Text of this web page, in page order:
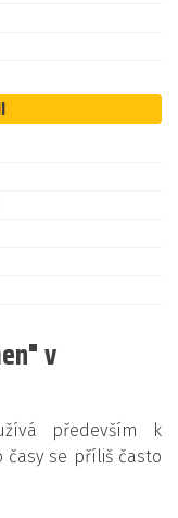
v
především k
časy se příliš často